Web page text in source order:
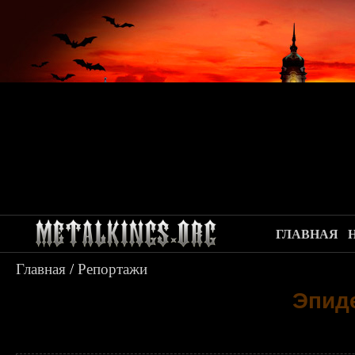
ГЛАВНАЯ
Главная /Репортажи